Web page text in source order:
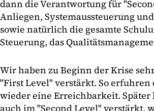
dann die Verantwortung für
Anliegen, Systemaussteuerung
sowie natürlich die gesamte
Steuerung, das
Wir haben zu Beginn der Krise
"First Level" verstärkt. So erfuhren
wieder eine Erreichbarkeit.
auch im "Second Level" verstärkt,